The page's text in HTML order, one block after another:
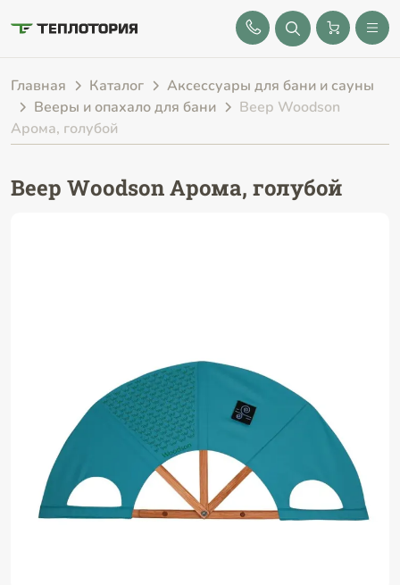
8 (843) 212-25-32
Главная Каталог
Аксессуары для бани и сауны
Вееры и опахало для бани
Веер Woodson
Арома, голубой
Веер Woodson Арома, голубой